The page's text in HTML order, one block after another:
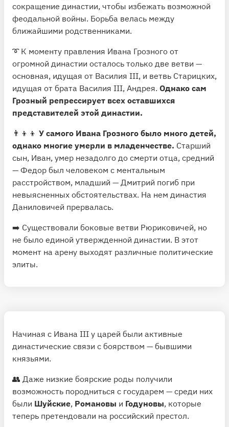
сокращение династии, чтобы избежать возможной
феодальной войны. Борьба велась между
ближайшими родственниками.
➰ К моменту правления Ивана Грозного от
огромной династии осталось только две ветви —
основная, идущая от Василия III, и ветвь Старицких,
идущая от брата Василия III, Андрея. Однако сам
Грозный репрессирует всех оставшихся
представителей этой династии.
👨‍👦‍👦 У самого Ивана Грозного было много детей,
однако многие умерли в младенчестве. Старший
сын, Иван, умер незадолго до смерти отца, средний
— Федор был человеком с ментальным
расстройством, младший — Дмитрий погиб при
невыясненных обстоятельствах. На нем династия
Даниловичей прервалась.
➡️ Существовали боковые ветви Рюриковичей, но
не было единой утвержденной династии. В этот
момент на арену выходят различные политические
элиты.
Начиная с Ивана III у царей были активные
династические связи с боярством — бывшими
князьями.
👥 Даже низкие боярские роды получили
возможность породниться с государем — среди них
были Шуйские, Романовы и Годуновы, которые
теперь претендовали на российский престол.